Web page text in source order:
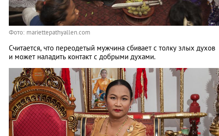
Фото: mariettepathyallen.com
Считается, что переодетый мужчина сбивает с толку злых духов
и может наладить контакт с добрыми духами.